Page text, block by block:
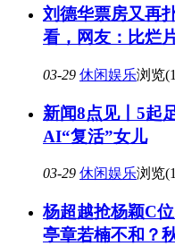
刘德华票房又再
看，网友：比烂
03-29 休闲娱乐浏览
新闻8点见丨5起
AI“复活”女儿
03-29 休闲娱乐浏览
杨超越抢杨颖C
亭章若楠不和？